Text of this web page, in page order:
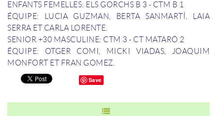
ENFANTS FEMELLES: ELS GORCHS B 3 - CTM B 1
ÉQUIPE: LUCIA GUZMAN, BERTA SANMARTÍ, LAIA
SERRA ET CARLA LORENTE.
SENIOR +30 MASCULINE: CTM 3 - CT MATARÓ 2
ÉQUIPE: OTGER COMI, MICKI VIADAS, JOAQUIM
MONFORT ET FRAN GOMEZ.
Save